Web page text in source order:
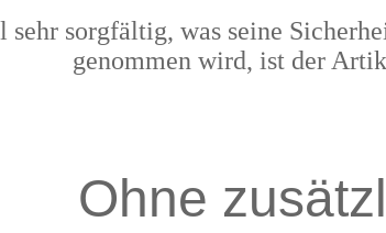
sorgfältig, was seine
genommen wird, ist der
Ohne